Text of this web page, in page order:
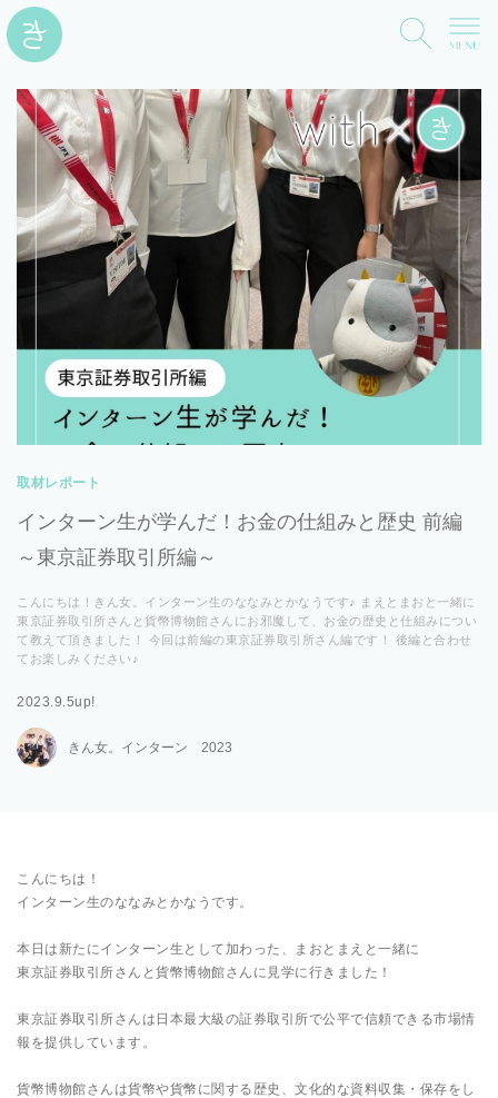
取材レポート
インターン生が学んだ！お金の仕組みと歴史 前編
～東京証券取引所編～
こんにちは！きん女。インターン生のななみとかなうです♪ まえとまおと一緒に
東京証券取引所さんと貨幣博物館さんにお邪魔して、お金の歴史と仕組みについ
て教えて頂きました！ 今回は前編の東京証券取引所さん編です！ 後編と合わせ
てお楽しみください♪
2023.9.5up!
きん女。インターン 2023
こんにちは！
インターン生のななみとかなうです。
本日は新たにインターン生として加わった、まおとまえと一緒に
東京証券取引所さんと貨幣博物館さんに見学に行きました！
東京証券取引所さんは日本最大級の証券取引所で公平で信頼できる市場情
報を提供しています。
貨幣博物館さんは貨幣や貨幣に関する歴史、文化的な資料収集・保存をし